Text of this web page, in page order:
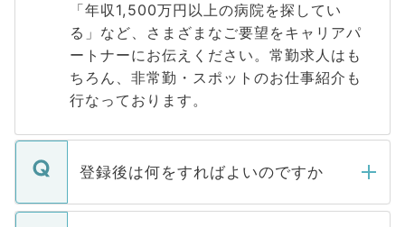
「年収1,500万円以上の病院を探してい
る」など、さまざまなご要望をキャリアパ
ートナーにお伝えください。常勤求人はも
ちろん、非常勤・スポットのお仕事紹介も
行なっております。
登録後は何をすればよいのですか
ご登録いただきましたら、弊社担当者がご